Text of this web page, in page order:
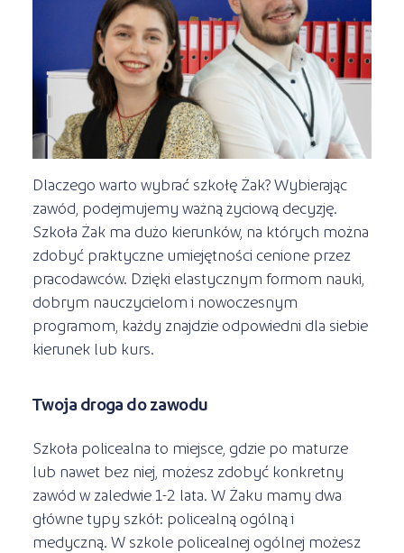
Kursy stacjonarne
Kariera
s STREFA SŁUCHACZA
Dlaczego warto wybrać szkołę Żak? Wybierając
zawód, podejmujemy ważną życiową decyzję.
Szkoła Żak ma dużo kierunków, na których można
zdobyć praktyczne umiejętności cenione przez
pracodawców. Dzięki elastycznym formom nauki,
dobrym nauczycielom i nowoczesnym
programom, każdy znajdzie odpowiedni dla siebie
kierunek lub kurs.
Twoja droga do zawodu
Szkoła policealna to miejsce, gdzie po maturze
lub nawet bez niej, możesz zdobyć konkretny
zawód w zaledwie 1-2 lata. W Żaku mamy dwa
główne typy szkół: policealną ogólną i
medyczną. W szkole policealnej ogólnej możesz